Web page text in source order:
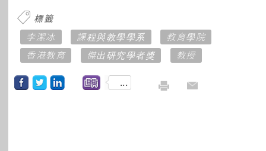
標籤
李潔冰
課程與教學學系
教育學院
香港教育
傑出研究學者獎 教授
...